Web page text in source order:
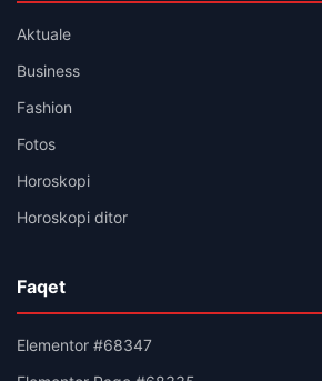
Aktuale
Business
Fashion
Fotos
Horoskopi
Horoskopi ditor
Faqet
Elementor #68347